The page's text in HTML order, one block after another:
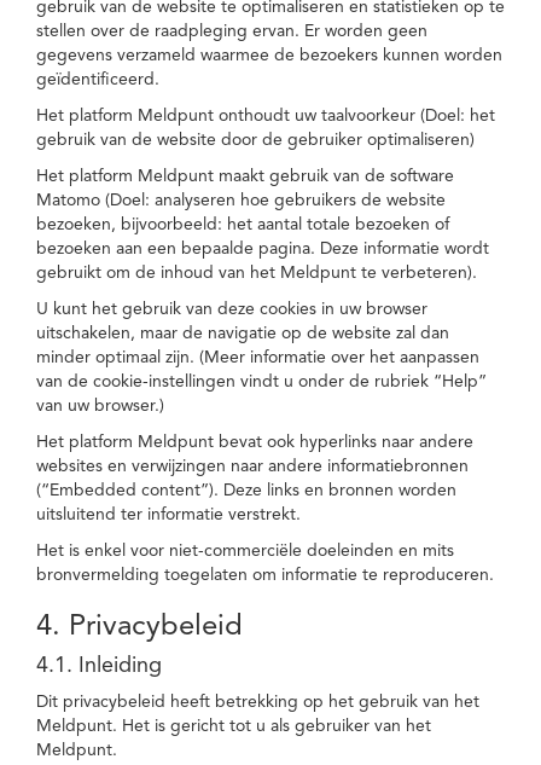
gebruik van de website te optimaliseren en statistieken op te
stellen over de raadpleging ervan. Er worden geen
gegevens verzameld waarmee de bezoekers kunnen worden
geïdentificeerd.
Het platform Meldpunt onthoudt uw taalvoorkeur (Doel: het
gebruik van de website door de gebruiker optimaliseren)
Het platform Meldpunt maakt gebruik van de software
Matomo (Doel: analyseren hoe gebruikers de website
bezoeken, bijvoorbeeld: het aantal totale bezoeken of
bezoeken aan een bepaalde pagina. Deze informatie wordt
gebruikt om de inhoud van het Meldpunt te verbeteren).
U kunt het gebruik van deze cookies in uw browser
uitschakelen, maar de navigatie op de website zal dan
minder optimaal zijn. (Meer informatie over het aanpassen
van de cookie-instellingen vindt u onder de rubriek “Help”
van uw browser.)
Het platform Meldpunt bevat ook hyperlinks naar andere
websites en verwijzingen naar andere informatiebronnen
(“Embedded content”). Deze links en bronnen worden
uitsluitend ter informatie verstrekt.
Het is enkel voor niet-commerciële doeleinden en mits
bronvermelding toegelaten om informatie te reproduceren.
4. Privacybeleid
4.1. Inleiding
Dit privacybeleid heeft betrekking op het gebruik van het
Meldpunt. Het is gericht tot u als gebruiker van het
Meldpunt.